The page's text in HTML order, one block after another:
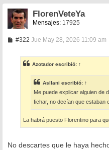
FlorenVeteYa
Mensajes: 17925
#322M
s
a
Jue May 28, 2026 11:09 am
Azotador escribió: ↑
Asllani escribió: ↑
Me puede explicar alguien de
fichar, no decían que estaban
La habrá puesto Florentino para
No descartes que le haya